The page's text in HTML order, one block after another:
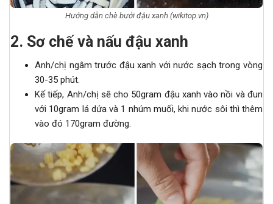
Hướng dẫn chè bưởi đậu xanh (wikitop.vn)
2. Sơ chế và nấu đậu xanh
Anh/chị ngâm trước đậu xanh với nước sạch trong vòng
30-35 phút.
Kế tiếp, Anh/chị sẽ cho 50gram đậu xanh vào nồi và đun
với 10gram lá dứa và 1 nhúm muối, khi nước sôi thì thêm
vào đó 170gram đường.